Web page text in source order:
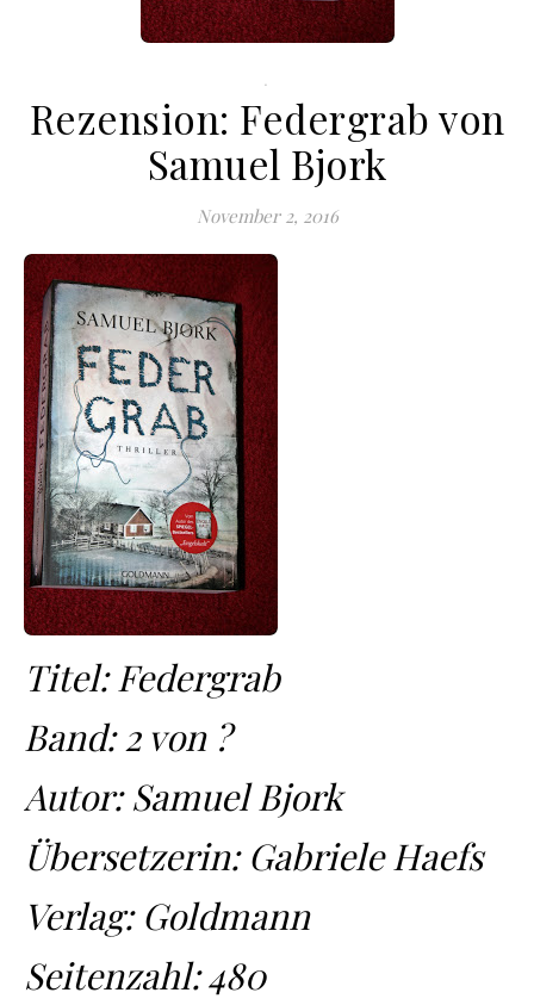
.
Rezension: Federgrab von
Samuel Bjork
November 2, 2016
Titel: Federgrab
Band: 2 von ?
Autor: Samuel Bjork
Übersetzerin: Gabriele Haefs
Verlag: Goldmann
Seitenzahl: 480